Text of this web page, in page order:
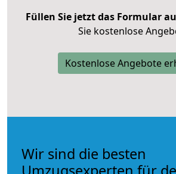
Füllen Sie jetzt das Formular
Sie kostenlose
Kostenlose Angebote
Wir sind die besten